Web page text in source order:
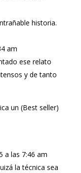
historia.
am
ese relato
y de tanto
un (Best seller)
a las 7:46 am
la técnica sea